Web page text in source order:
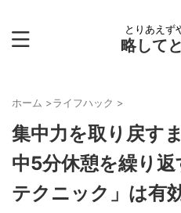
とりあえず
略して
ホーム >ライフハック >
集中力を取り戻す
中5分休憩を繰り返
テクニック」は有